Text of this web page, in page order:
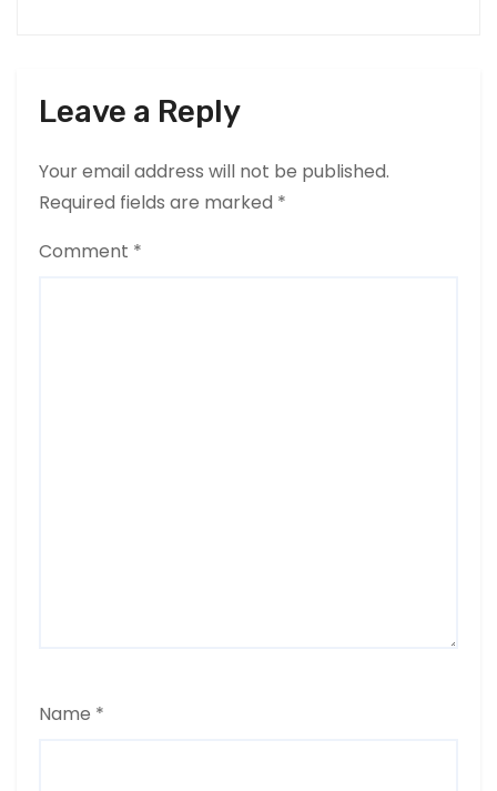
Leave a Reply
Your email address will not be published.
Required fields are marked *
Comment *
Name *